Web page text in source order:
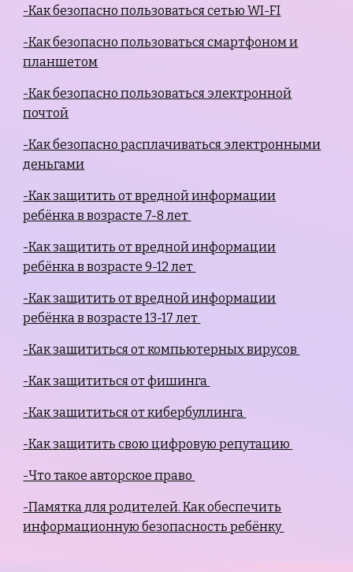
-Как безопасно пользоваться сетью WI-FI
-Как безопасно пользоваться смартфоном и
планшетом
-Как безопасно пользоваться электронной
почтой
-Как безопасно расплачиваться электронными
деньгами
-Как защитить от вредной информации
ребёнка в возрасте 7-8 лет
-Как защитить от вредной информации
ребёнка в возрасте 9-12 лет
-Как защитить от вредной информации
ребёнка в возрасте 13-17 лет
-Как защититься от компьютерных вирусов
-Как защититься от фишинга
-Как защититься от кибербуллинга
-Как защитить свою цифровую репутацию
-Что такое авторское право
-Памятка для родителей. Как обеспечить
информационную безопасность ребёнку